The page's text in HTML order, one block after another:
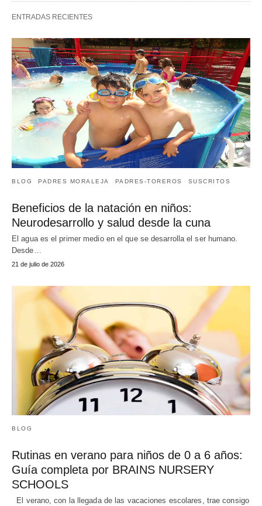
ENTRADAS RECIENTES
BLOG PADRES MORALEJA PADRES-TOREROS SUSCRITOS
Beneficios de la natación en niños:
Neurodesarrollo y salud desde la cuna
El agua es el primer medio en el que se desarrolla el ser humano.
Desde…
21 de julio de 2026
BLOG
Rutinas en verano para niños de 0 a 6 años:
Guía completa por BRAINS NURSERY
SCHOOLS
El verano, con la llegada de las vacaciones escolares, trae consigo